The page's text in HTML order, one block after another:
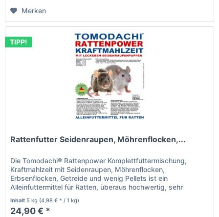
Merken
TIPP!
Rattenfutter Seidenraupen, Möhrenflocken,...
Die Tomodachi® Rattenpower Komplettfuttermischung,
Kraftmahlzeit mit Seidenraupen, Möhrenflocken,
Erbsenflocken, Getreide und wenig Pellets ist ein
Alleinfuttermittel für Ratten, überaus hochwertig, sehr
Inhalt 5 kg (4,98 € * / 1 kg)
24,90 € *